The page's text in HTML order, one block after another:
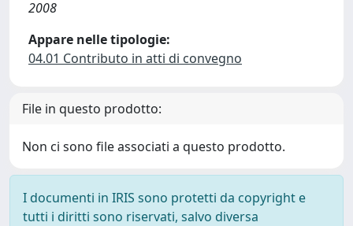
2008
Appare nelle tipologie:
04.01 Contributo in atti di convegno
File in questo prodotto:
Non ci sono file associati a questo prodotto.
I documenti in IRIS sono protetti da copyright e
tutti i diritti sono riservati, salvo diversa